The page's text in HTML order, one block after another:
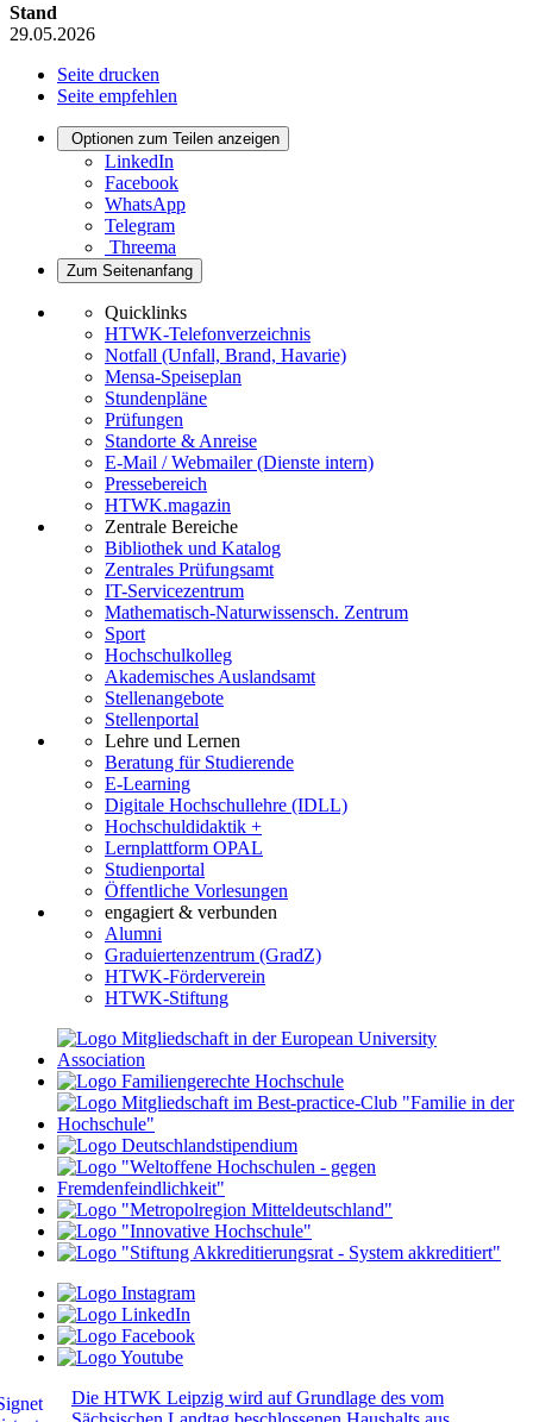
Stand
29.05.2026
Seite drucken
Seite empfehlen
Optionen zum Teilen anzeigen
LinkedIn
Facebook
WhatsApp
Telegram
Threema
Zum Seitenanfang
Quicklinks
HTWK-Telefonverzeichnis
Notfall (Unfall, Brand, Havarie)
Mensa-Speiseplan
Stundenpläne
Prüfungen
Standorte & Anreise
E-Mail / Webmailer (Dienste intern)
Pressebereich
HTWK.magazin
Zentrale Bereiche
Bibliothek und Katalog
Zentrales Prüfungsamt
IT-Servicezentrum
Mathematisch-Naturwissensch. Zentrum
Sport
Hochschulkolleg
Akademisches Auslandsamt
Stellenangebote
Stellenportal
Lehre und Lernen
Beratung für Studierende
E-Learning
Digitale Hochschullehre (IDLL)
Hochschuldidaktik +
Lernplattform OPAL
Studienportal
Öffentliche Vorlesungen
engagiert & verbunden
Alumni
Graduiertenzentrum (GradZ)
HTWK-Förderverein
HTWK-Stiftung
Die HTWK Leipzig wird auf Grundlage des vom